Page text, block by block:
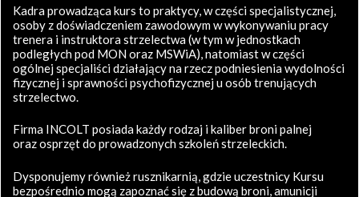
Kadra prowadząca kurs to praktycy, w części specjalistycznej,
osoby z doświadczeniem zawodowym w wykonywaniu pracy
trenera i instruktora strzelectwa (w tym w jednostkach
podległych pod MON oraz MSWiA), natomiast w części
ogólnej specjaliści działający na rzecz podniesienia wydolności
fizycznej i sprawności psychofizycznej u osób trenujących
strzelectwo.
Firma INCOLT posiada każdy rodzaj i kaliber broni palnej
oraz osprzęt do prowadzonych szkoleń strzeleckich.
Dysponujemy również rusznikarnią, gdzie uczestnicy Kursu
bezpośrednio mogą zapoznać się z budową broni, amunicji